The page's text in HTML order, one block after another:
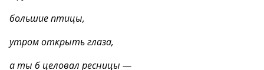
большие птицы,
утром открыть глаза,
а ты б целовал ресницы —